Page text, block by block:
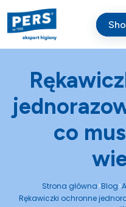
co
Strona główna>Blog>
Rękawiczki ochronne